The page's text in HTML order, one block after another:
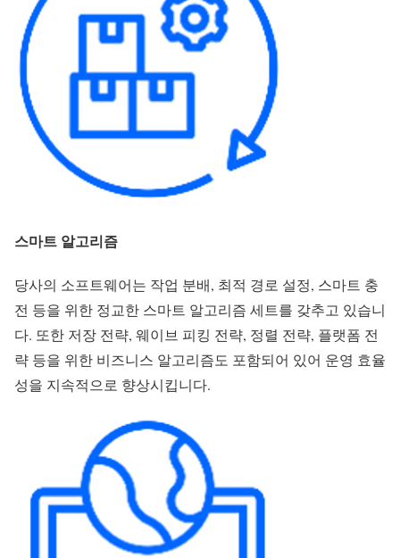
스마트 알고리즘
당사의 소프트웨어는 작업 분배, 최적 경로 설정, 스마트 충
전 등을 위한 정교한 스마트 알고리즘 세트를 갖추고 있습니
다. 또한 저장 전략, 웨이브 피킹 전략, 정렬 전략, 플랫폼 전
략 등을 위한 비즈니스 알고리즘도 포함되어 있어 운영 효율
성을 지속적으로 향상시킵니다.